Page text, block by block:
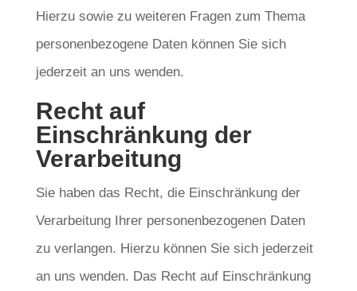
Hierzu sowie zu weiteren Fragen zum Thema
personenbezogene Daten können Sie sich
jederzeit an uns wenden.
Recht auf
Einschränkung der
Verarbeitung
Sie haben das Recht, die Einschränkung der
Verarbeitung Ihrer personenbezogenen Daten
zu verlangen. Hierzu können Sie sich jederzeit
an uns wenden. Das Recht auf Einschränkung